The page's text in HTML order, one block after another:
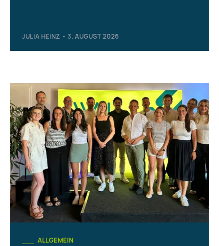
JULIA HEINZ - 3. AUGUST 2026
ALLGEMEIN